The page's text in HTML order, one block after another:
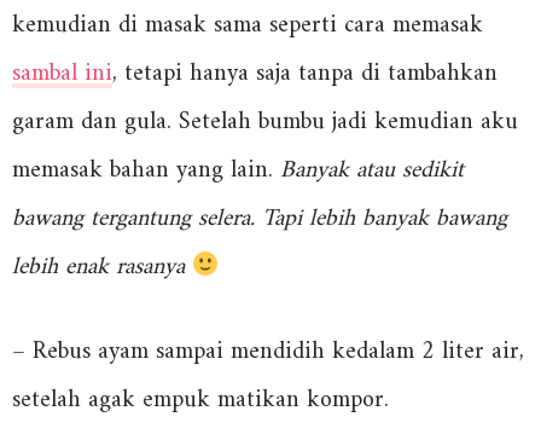
kemudian di masak sama seperti cara memasak
sambal ini, tetapi hanya saja tanpa di tambahkan
garam dan gula. Setelah bumbu jadi kemudian aku
memasak bahan yang lain. Banyak atau sedikit
bawang tergantung selera. Tapi lebih banyak bawang
lebih enak rasanya
– Rebus ayam sampai mendidih kedalam 2 liter air,
setelah agak empuk matikan kompor.